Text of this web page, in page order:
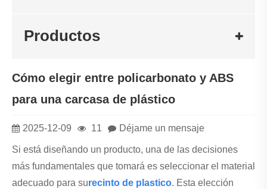
Productos
Cómo elegir entre policarbonato y ABS
para una carcasa de plástico
2025-12-09 11 Déjame un mensaje
Si está diseñando un producto, una de las decisiones
más fundamentales que tomará es seleccionar el material
adecuado para surecinto de plastico. Esta elección